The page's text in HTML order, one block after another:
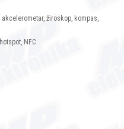
žiroskop, kompas,
NFC